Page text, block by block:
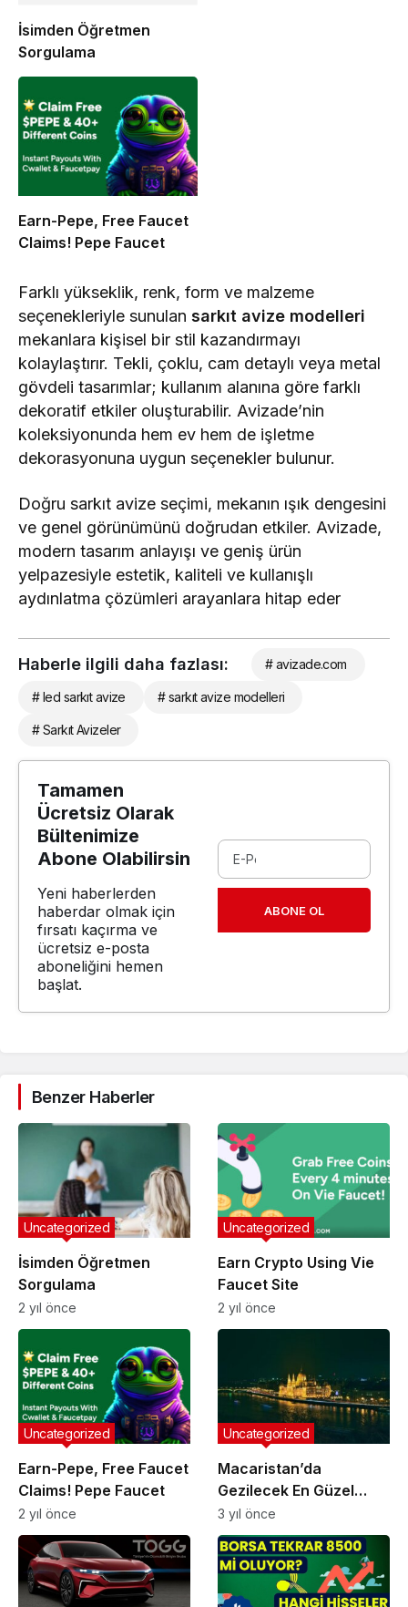
İsimden Öğretmen
Sorgulama
Earn-Pepe, Free Faucet
Claims! Pepe Faucet
Farklı yükseklik, renk, form ve malzeme
seçenekleriyle sunulansarkıt avize modelleri
mekanlara kişisel bir stil kazandırmayı
kolaylaştırır. Tekli, çoklu, cam detaylı veya metal
gövdeli tasarımlar; kullanım alanına göre farklı
dekoratif etkiler oluşturabilir. Avizade’nin
koleksiyonunda hem ev hem de işletme
dekorasyonuna uygun seçenekler bulunur.
Doğru sarkıt avize seçimi, mekanın ışık dengesini
ve genel görünümünü doğrudan etkiler. Avizade,
modern tasarım anlayışı ve geniş ürün
yelpazesiyle estetik, kaliteli ve kullanışlı
aydınlatma çözümleri arayanlara hitap eder
Haberle ilgili daha fazlası: # avizade.com
# led sarkıt avize # sarkıt avize modelleri
# Sarkıt Avizeler
Tamamen
Ücretsiz Olarak
Bültenimize
Abone Olabilirsin
Yeni haberlerden
haberdar olmak için
fırsatı kaçırma ve
ücretsiz e-posta
aboneliğini hemen
başlat.
ABONE OL
Benzer Haberler
İsimden Öğretmen
Sorgulama
Uncategorized
2 yıl önce
Earn Crypto Using Vie
Faucet Site
Uncategorized
2 yıl önce
Earn-Pepe, Free Faucet
Claims! Pepe Faucet
Uncategorized
2 yıl önce
Macaristan’da
Gezilecek En Güzel
Yerler
Uncategorized
3 yıl önce